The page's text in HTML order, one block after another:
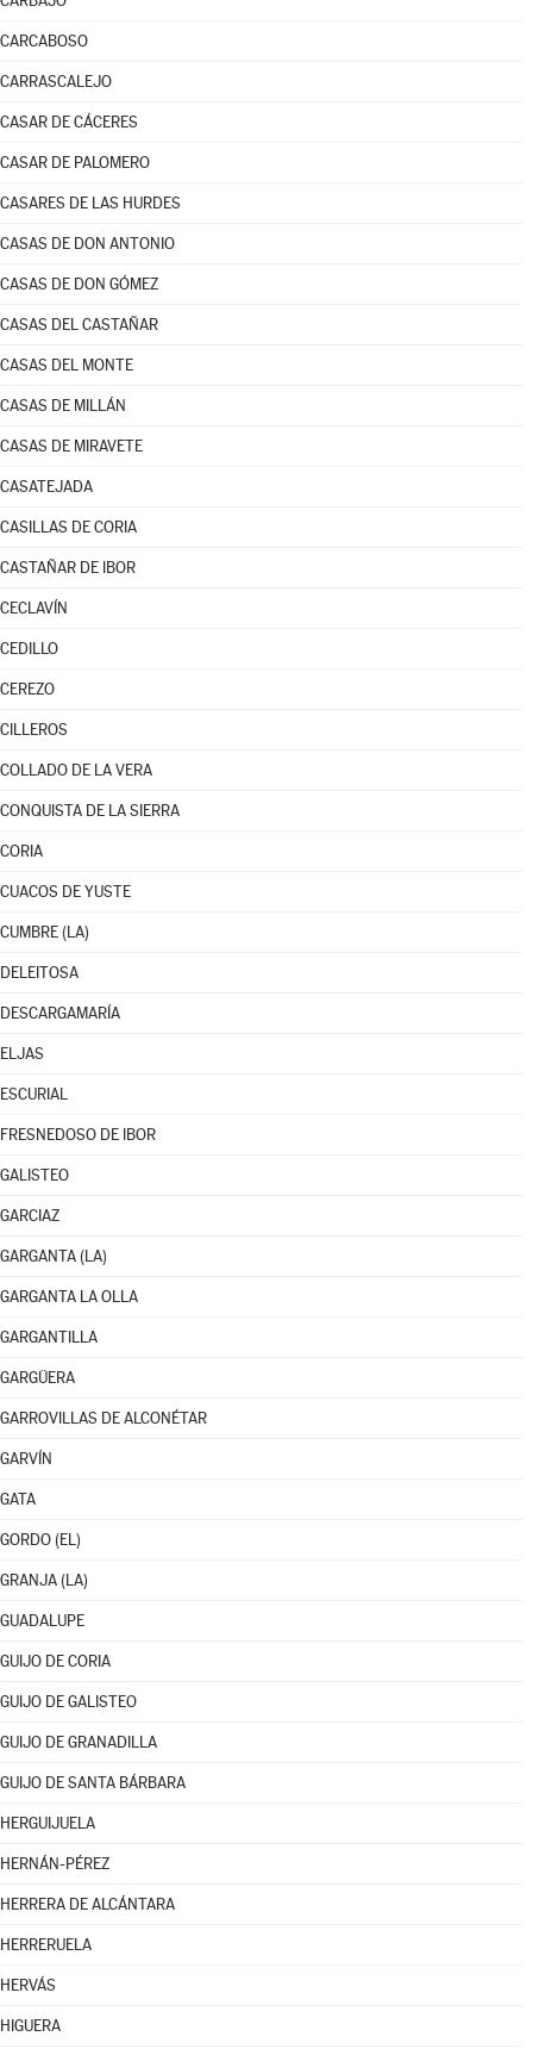
CARCABOSO
CARRASCALEJO
CASAR DE CÁCERES
CASAR DE PALOMERO
CASARES DE LAS HURDES
CASAS DE DON ANTONIO
CASAS DE DON GÓMEZ
CASAS DEL CASTAÑAR
CASAS DEL MONTE
CASAS DE MILLÁN
CASAS DE MIRAVETE
CASATEJADA
CASILLAS DE CORIA
CASTAÑAR DE IBOR
CECLAVÍN
CEDILLO
CEREZO
CILLEROS
COLLADO DE LA VERA
CONQUISTA DE LA SIERRA
CORIA
CUACOS DE YUSTE
CUMBRE (LA)
DELEITOSA
DESCARGAMARÍA
ELJAS
ESCURIAL
FRESNEDOSO DE IBOR
GALISTEO
GARCIAZ
GARGANTA (LA)
GARGANTA LA OLLA
GARGANTILLA
GARGÜERA
GARROVILLAS DE ALCONÉTAR
GARVÍN
GATA
GORDO (EL)
GRANJA (LA)
GUADALUPE
GUIJO DE CORIA
GUIJO DE GALISTEO
GUIJO DE GRANADILLA
GUIJO DE SANTA BÁRBARA
HERGUIJUELA
HERNÁN-PÉREZ
HERRERA DE ALCÁNTARA
HERRERUELA
HERVÁS
HIGUERA